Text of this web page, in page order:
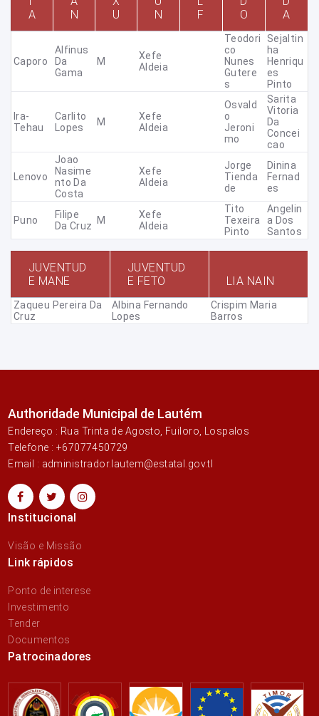
A
N
U
N
F
O
A
Caporo
Alfinus
Da
Gama
M
Xefe
Aldeia
Teodori
Co
Nunes
Gutere
S
Sejaltin
Ha
Henriqu
Es
Pinto
Ira-
Tehau
Carlito
Lopes
M
Xefe
Aldeia
Osvald
O
Jeroni
Mo
Sarita
Vitoria
Da
Concei
Cao
Lenovo
Joao
Nasime
Nto Da
Costa
Xefe
Aldeia
Jorge
Tienda
De
Dinina
Fernad
Es
Puno
Filipe
Da Cruz
M
Xefe
Aldeia
Tito
Texeira
Pinto
Angelin
A Dos
Santos
JUVENTUD
E MANE
JUVENTUD
E FETO
LIA NAIN
Zaqueu Pereira Da
Cruz
Albina Fernando
Lopes
Crispim Maria
Barros
Authoridade Municipal de Lautém
Endereço : Rua Trinta de Agosto, Fuiloro, Lospalos
Telefone : +67077450729
Email : administrador.lautem@estatal.gov.tl
Institucional
Visão e Missão
Link rápidos
Ponto de interese
Investimento
Tender
Documentos
Patrocinadores